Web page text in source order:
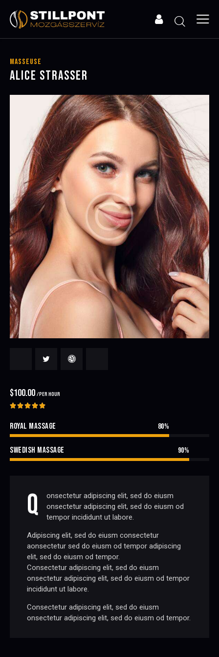
Masseuse
ALICE STRASSER
$100.00 /PER HOUR

ROYAL MASSAGE 80%
SWEDISH MASSAGE 90%
Q
onsectetur adipiscing elit, sed do eiusm
onsectetur adipiscing elit, sed do eiusm od
tempor incididunt ut labore.
Adipiscing elit, sed do eiusm consectetur
aonsectetur sed do eiusm od tempor adipiscing
elit, sed do eiusm od tempor.
Consectetur adipiscing elit, sed do eiusm
onsectetur adipiscing elit, sed do eiusm od tempor
incididunt ut labore.
Consectetur adipiscing elit, sed do eiusm
onsectetur adipiscing elit, sed do eiusm od tempor.